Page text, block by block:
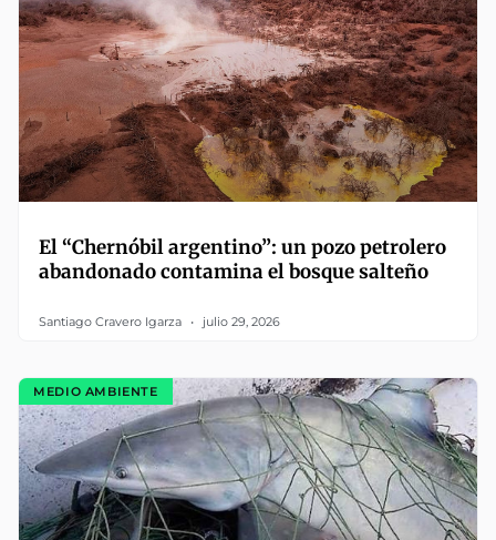
El “Chernóbil argentino”: un pozo petrolero
abandonado contamina el bosque salteño
Santiago Cravero Igarza julio 29, 2026
MEDIO AMBIENTE